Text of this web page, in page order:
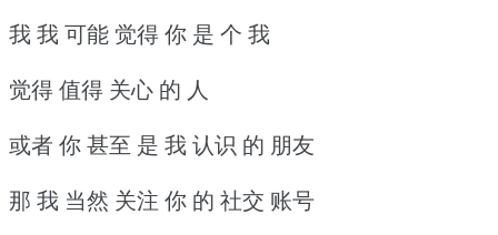
我 我 可能 觉得 你 是 个 我
觉得 值得 关心 的 人
或者 你 甚至 是 我 认识 的 朋友
那 我 当然 关注 你 的 社交 账号